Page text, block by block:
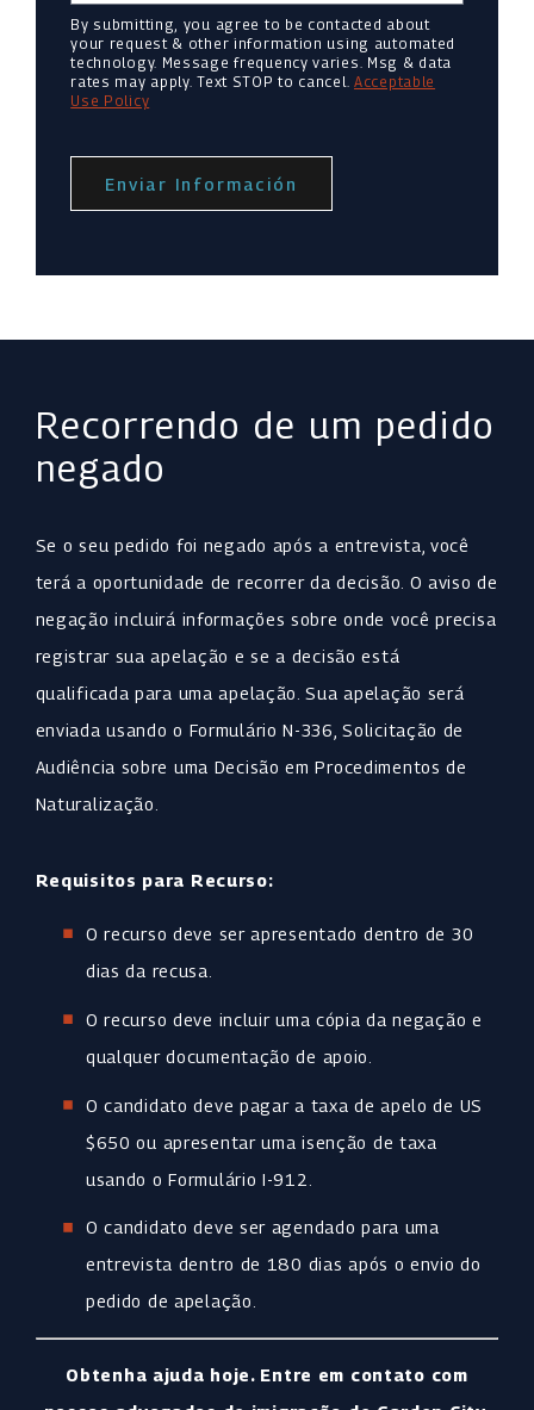
By submitting, you agree to be contacted about
your request & other information using automated
technology. Message frequency varies. Msg & data
rates may apply. Text STOP to cancel.Acceptable
Use Policy
Enviar Información
Recorrendo de um pedido
negado
Se o seu pedido foi negado após a entrevista, você
terá a oportunidade de recorrer da decisão. O aviso de
negação incluirá informações sobre onde você precisa
registrar sua apelação e se a decisão está
qualificada para uma apelação. Sua apelação será
enviada usando o Formulário N-336, Solicitação de
Audiência sobre uma Decisão em Procedimentos de
Naturalização.
Requisitos para Recurso:
O recurso deve ser apresentado dentro de 30
dias da recusa.
O recurso deve incluir uma cópia da negação e
qualquer documentação de apoio.
O candidato deve pagar a taxa de apelo de US
$650 ou apresentar uma isenção de taxa
usando o Formulário I-912.
O candidato deve ser agendado para uma
entrevista dentro de 180 dias após o envio do
pedido de apelação.
Obtenha ajuda hoje. Entre em contato com